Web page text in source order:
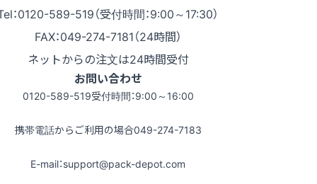
：0120-589-519（受付時間：9:00～17:30）
FAX：049-274-7181（24時間）
ネットからの注文は24時間受付
お問い合わせ
0120-589-519受付時間：9:00～16:00
携帯電話からご利用の場合049-274-7183
E-mail：support@pack-depot.com